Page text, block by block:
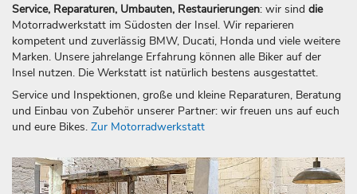
Service, Reparaturen, Umbauten, Restaurierungen: wir sind die
Motorradwerkstatt im Südosten der Insel. Wir reparieren
kompetent und zuverlässig BMW, Ducati, Honda und viele weitere
Marken. Unsere jahrelange Erfahrung können alle Biker auf der
Insel nutzen. Die Werkstatt ist natürlich bestens ausgestattet.
Service und Inspektionen, große und kleine Reparaturen, Beratung
und Einbau von Zubehör unserer Partner: wir freuen uns auf euch
und eure Bikes. Zur Motorradwerkstatt